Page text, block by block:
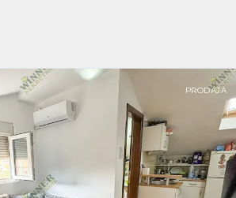
PRODAJA